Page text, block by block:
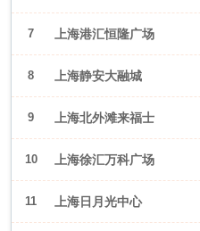
7 上海港汇恒隆广场
8 上海静安大融城
9 上海北外滩来福士
10 上海徐汇万科广场
11 上海日月光中心